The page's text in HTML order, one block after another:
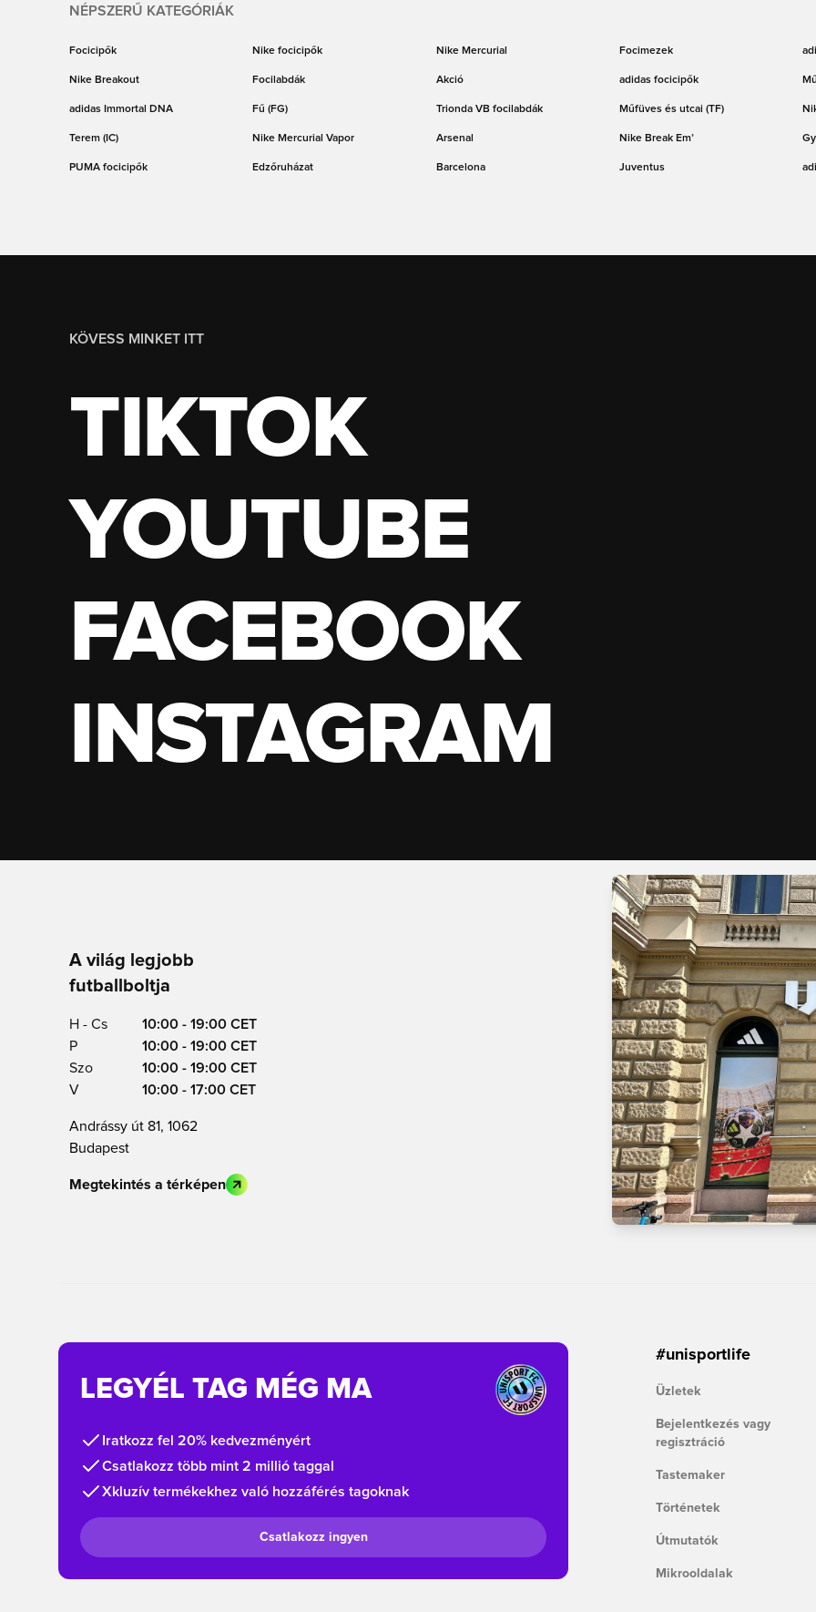
NÉPSZERŰ KATEGÓRIÁK
Focicipők Nike focicipők Nike Mercurial Focimezek
Nike Breakout Focilabdák Akció adidas focicipők
adidas Immortal DNA Fű (FG) Trionda VB focilabdák Műfüves és utcai (TF)
Terem (IC) Nike Mercurial Vapor Arsenal Nike Break Em’
PUMA focicipők Edzőruházat Barcelona Juventus
KÖVESS MINKET ITT
TIKTOK
YOUTUBE
FACEBOOK
INSTAGRAM
A világ legjobb
futballboltja
H - Cs
10:00 - 19:00 CET
P
10:00 - 19:00 CET
Szo
10:00 - 19:00 CET
V
10:00 - 17:00 CET
Andrássy út 81, 1062
Budapest
Megtekintés a térképen
LEGYÉL TAG MÉG MA
Iratkozz fel 20% kedvezményért
Csatlakozz több mint 2 millió taggal
Xkluzív termékekhez való hozzáférés tagoknak
Csatlakozz ingyen
#unisportlife
Üzletek
Bejelentkezés vagy
regisztráció
Tastemaker
Történetek
Útmutatók
Mikrooldalak